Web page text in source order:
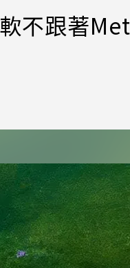
不跟著